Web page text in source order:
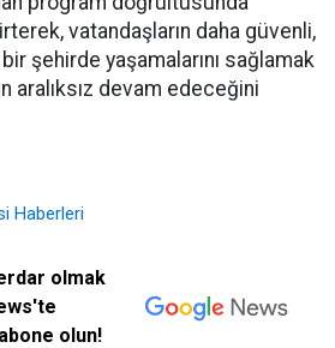
vatandaşların daha güvenli,
şehirde yaşamalarını sağlamak
aralıksız devam edeceğini
Haberleri
olmak
olun!